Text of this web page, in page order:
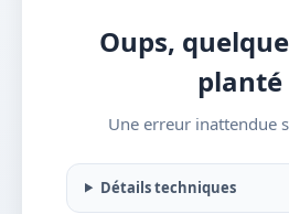
Oups,
planté
Une erreur inattendue
Détails techniques